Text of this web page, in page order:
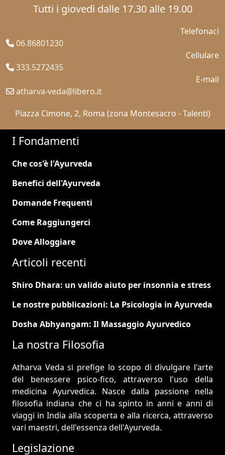
Tutti i giovedì dalle 17.30 alle 19.00
Telefonaci
06.86801230
Cellulare
333.5272435
E-mail
atharva-veda@libero.it
Piazza Cimone, 2, Roma (zona Montesacro - Talenti)
I Fondamenti
Che cos'è l'Ayurveda
Benefici dell'Ayurveda
Domande Frequenti
Come Raggiungerci
Dove Alloggiare
Articoli recenti
Shiro Dhara: un valido aiuto per insonnia e stress
Le nostre pubblicazioni: La Psicologia in Ayurveda
Dosha Abhyangam: Il Massaggio Ayurvedico
La nostra Filosofia
Atharva Veda si prefige lo scopo di divulgare l'arte
del benessere psico-fico, attraverso l'uso della
medicina Ayurvedica. Nasce dalla passione nella
filosofia indiana che ci ha spinto in anni e anni di
viaggi in India alla scoperta e alla ricerca, attraverso
vari maestri, dell'essenza dell'Ayurveda.
Legislazione